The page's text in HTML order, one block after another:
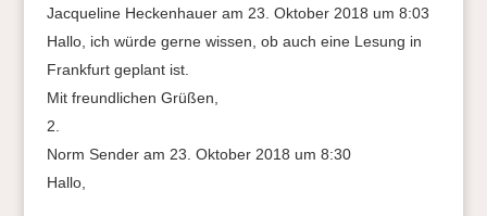
Jacqueline Heckenhauer am 23. Oktober 2018 um 8:03
Hallo, ich würde gerne wissen, ob auch eine Lesung in
Frankfurt geplant ist.
Mit freundlichen Grüßen,
Norm Sender am 23. Oktober 2018 um 8:30
Hallo,